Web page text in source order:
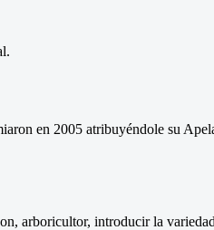
en 2005 atribuyéndole su
arboricultor, introducir la